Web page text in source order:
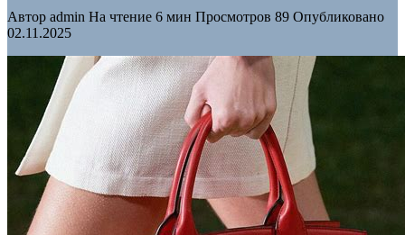
Автор admin На чтение 6 мин Просмотров 89 Опубликовано
02.11.2025